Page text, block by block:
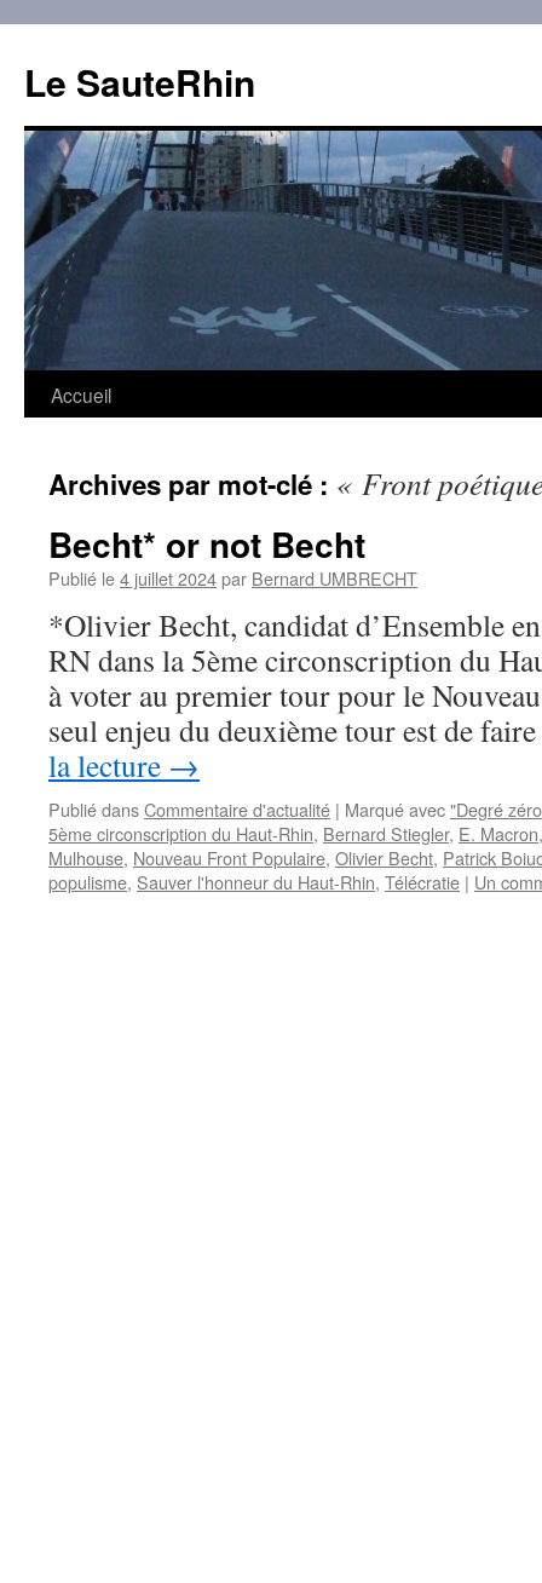
contenu
Le SauteRhin
Accueil
Archives par mot-clé : « Front
Becht* or not Becht
Publié le4 juillet 2024par Bernard UMBRECHT
*Olivier Becht, candidat d’Ensemble
RN dans la 5ème circonscription du
à voter au premier tour pour le
seul enjeu du deuxième tour est de
la lecture →
Publié dansCommentaire d'actualité | Marqué avec"Degré
5ème circonscription du Haut-Rhin, Bernard Stiegler, E. Macron
Mulhouse, Nouveau Front Populaire, Olivier Becht, Patrick
populisme, Sauver l'honneur du Haut-Rhin, Télécratie | Un